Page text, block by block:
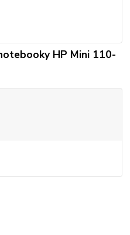
HP Mini 110-